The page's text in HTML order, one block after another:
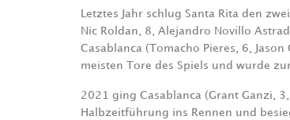
Letztes Jahr schlug Santa Rita den
Nic Roldan, 8, Alejandro Novillo
Casablanca (Tomacho Pieres, 6,
meisten Tore des Spiels und wurde
2021 ging Casablanca (Grant Ganzi,
Halbzeitführung ins Rennen und